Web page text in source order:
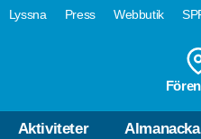
Lyssna Press Webbutik
Aktiviteter